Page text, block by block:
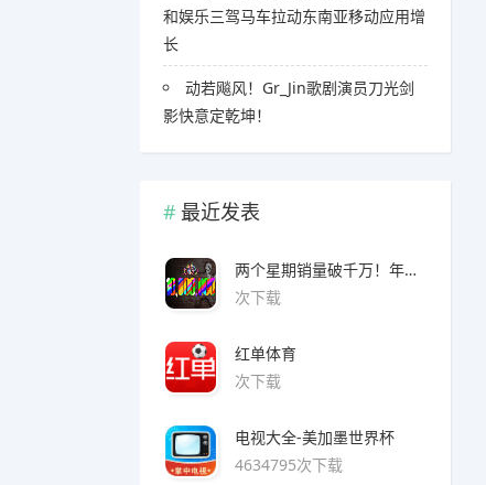
和娱乐三驾马车拉动东南亚移动应用增
长
​​动若飚风！Gr_Jin歌剧演员刀光剑
影快意定乾坤！
最近发表
两个星期销量破千万！年度爆款诞生了 3A看了都眼红
次下载
红单体育
次下载
电视大全-美加墨世界杯
4634795次下载